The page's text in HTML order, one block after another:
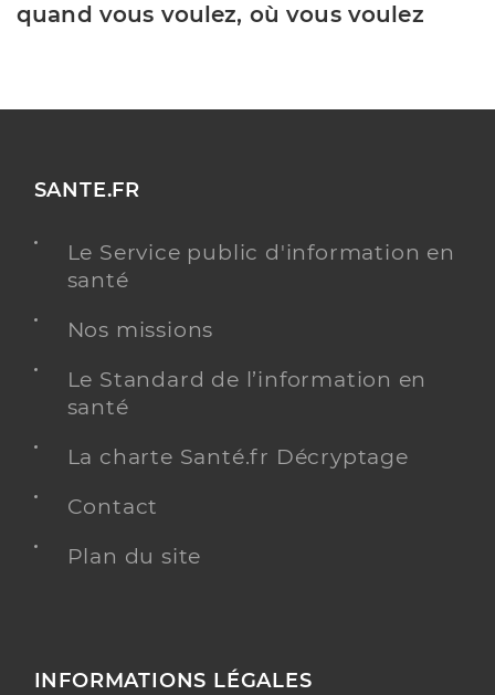
quand vous voulez, où vous voulez
SANTE.FR
Le Service public d'information en
santé
Nos missions
Le Standard de l’information en
santé
La charte Santé.fr Décryptage
Contact
Plan du site
INFORMATIONS LÉGALES